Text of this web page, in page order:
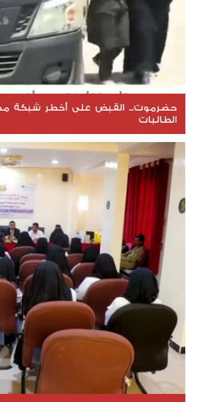
حضرموت... القبض على أخطر شبكة
الطالبات